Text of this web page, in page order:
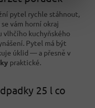
pytel rychle stáhnout,
vám horní okraj
vlhčího kuchyňského
Pytel má být
úklid — a přesně v
praktické.
25 l co